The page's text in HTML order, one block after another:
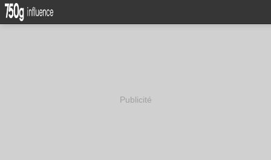
Publicité